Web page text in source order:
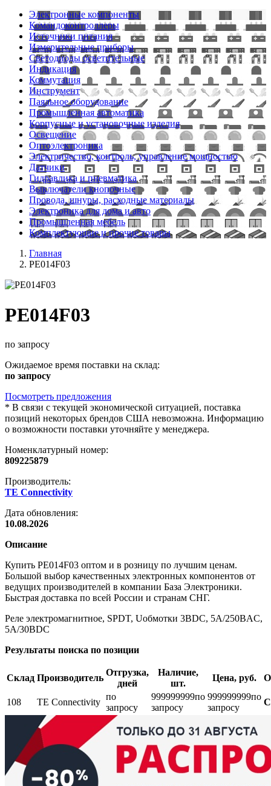
Электронные компоненты
Командоконтроллеры
Источники питания
Измерительные приборы
Светодиоды осветительные
Индикация
Коммутация
Инструмент
Паяльное оборудование
Промышленная автоматика
Корпусные и установочные изделия
Освещение
Оптоэлектроника
Электричество, контроль, управление мощностью
Датчики
Гидравлика и пневматика
Выключатели кнопочные
Провода, шнуры, расходные материалы
Электроника для дома и авто
Промышленная мебель
Комплектующие и прочие товары
Главная
PE014F03
PE014F03
по запросу
Ожидаемое время поставки на склад:
по запросу
Посмотреть предложения
* В связи с текущей экономической ситуацией, поставка
позиций некоторых брендов США невозможна. Информацию
о возможности поставки уточняйте у менеджера.
Номенклатурный номер:
809225879
Производитель:
TE Connectivity
Дата обновления:
10.08.2026
Описание
Купить PE014F03 оптом и в розницу по лучшим ценам.
Большой выбор качественных электронных компонентов от
ведущих производителей в компании База Электроники.
Быстрая доставка по всей России и странам СНГ.
Реле электромагнитное, SPDT, Uобмотки 3ВDC, 5A/250ВAC,
5A/30ВDC
Результаты поиска по позиции
Склад Производитель
Отгрузка,
дней
Наличие,
шт.
Цена, руб.
108 TE Connectivity
по
запросу
999999999по
запросу
999999999по
запросу